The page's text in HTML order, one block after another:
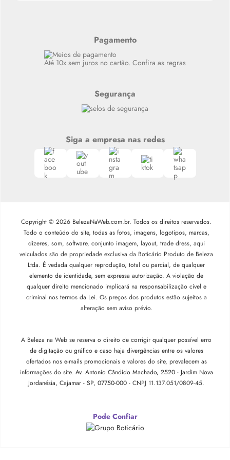
Siga nosso canal no Whatsapp
Pagamento
Até 10x sem juros no cartão. Confira as regras
Segurança
Siga a empresa nas redes
Copyright © 2026 BelezaNaWeb.com.br. Todos os direitos reservados.
Todo o conteúdo do site, todas as fotos, imagens, logotipos, marcas,
dizeres, som, software, conjunto imagem, layout, trade dress, aqui
veiculados são de propriedade exclusiva da Boticário Produto de Beleza
Ltda. É vedada qualquer reprodução, total ou parcial, de qualquer
elemento de identidade, sem expressa autorização. A violação de
qualquer direito mencionado implicará na responsabilização cível e
criminal nos termos da Lei. Os preços dos produtos estão sujeitos a
alteração sem aviso prévio.
A Beleza na Web se reserva o direito de corrigir qualquer possível erro
de digitação ou gráfico e caso haja divergências entre os valores
ofertados nos e-mails promocionais e valores do site, prevalecem as
informações do site. Av. Antonio Cândido Machado, 2520 - Jardim Nova
Jordanésia, Cajamar - SP, 07750-000 - CNPJ 11.137.051/0809-45.
Pode Confiar